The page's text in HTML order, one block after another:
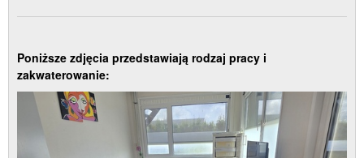
Poniższe zdjęcia przedstawiają rodzaj pracy i
zakwaterowanie: